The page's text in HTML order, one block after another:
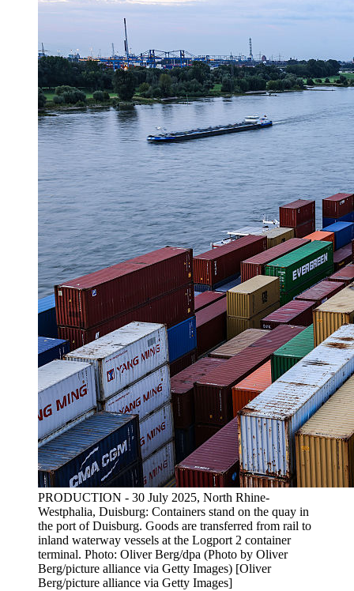
PRODUCTION - 30 July 2025, North Rhine-
Westphalia, Duisburg: Containers stand on the quay in
the port of Duisburg. Goods are transferred from rail to
inland waterway vessels at the Logport 2 container
terminal. Photo: Oliver Berg/dpa (Photo by Oliver
Berg/picture alliance via Getty Images) [Oliver
Berg/picture alliance via Getty Images]